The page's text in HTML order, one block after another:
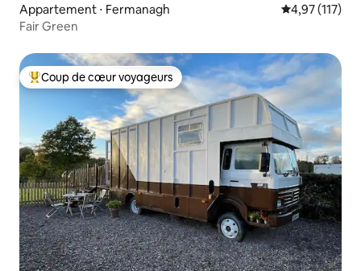
Appartement ⋅ Fermanagh Évaluation
4,97 (117)
Fair Green
Coups de cœur voyageurs les plus appréciés
Coup de cœur voyageurs